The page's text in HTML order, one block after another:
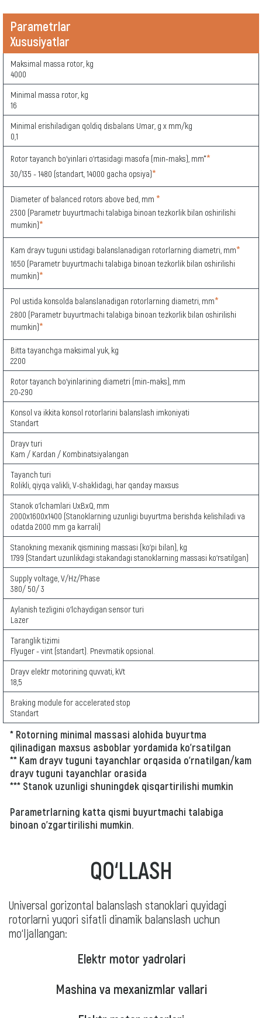
Parametrlar
Xususiyatlar
Maksimal massa rotor, kg
4000
Minimal massa rotor, kg
16
Minimal erishiladigan qoldiq disbalans Umar, g x mm/kg
0,1
Rotor tayanch bo‘yinlari o‘rtasidagi masofa (min-maks), mm**
30/135 - 1480 (standart, 14000 gacha opsiya)*
Diameter of balanced rotors above bed, mm *
2300 (Parametr buyurtmachi talabiga binoan tezkorlik bilan oshirilishi
mumkin)*
Kam drayv tuguni ustidagi balanslanadigan rotorlarning diametri, mm*
1650 (Parametr buyurtmachi talabiga binoan tezkorlik bilan oshirilishi
mumkin)*
Pol ustida konsolda balanslanadigan rotorlarning diametri, mm*
2800 (Parametr buyurtmachi talabiga binoan tezkorlik bilan oshirilishi
mumkin)*
Bitta tayanchga maksimal yuk, kg
2200
Rotor tayanch bo‘yinlarining diametri (min-maks), mm
20-290
Konsol va ikkita konsol rotorlarini balanslash imkoniyati
Standart
Drayv turi
Kam / Kardan / Kombinatsiyalangan
Tayanch turi
Rolikli, qiyqa valikli, V-shaklidagi, har qanday maxsus
Stanok o‘lchamlari UxBxQ, mm
2000х1600х1400 (Stanoklarning uzunligi buyurtma berishda kelishiladi va
odatda 2000 mm ga karrali)
Stanokning mexanik qismining massasi (ko‘pi bilan), kg
1799 (Standart uzunlikdagi stakandagi stanoklarning massasi ko‘rsatilgan)
Supply voltage, V/Hz/Phase
380/ 50/ 3
Aylanish tezligini o‘lchaydigan sensor turi
Lazer
Taranglik tizimi
Flyuger - vint (standart). Pnevmatik opsional.
Drayv elektr motorining quvvati, kVt
18,5
Braking module for accelerated stop
Standart
* Rotorning minimal massasi alohida buyurtma
qilinadigan maxsus asboblar yordamida ko'rsatilgan
** Kam drayv tuguni tayanchlar orqasida o'rnatilgan/kam
drayv tuguni tayanchlar orasida
*** Stanok uzunligi shuningdek qisqartirilishi mumkin
Parametrlarning katta qismi buyurtmachi talabiga
binoan o'zgartirilishi mumkin.
QO‘LLASH
Universal gorizontal balanslash stanoklari quyidagi
rotorlarni yuqori sifatli dinamik balanslash uchun
mo‘ljallangan:
Elektr motor yadrolari
Mashina va mexanizmlar vallari